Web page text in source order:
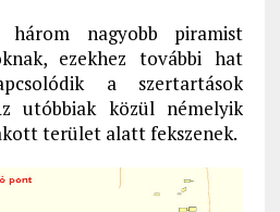
három nagyobb piramist
ezekhez további hat
a szertartások
utóbbiak közül némelyik
terület alatt fekszenek.